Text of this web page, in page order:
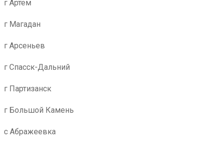
г Артем
г Магадан
г Арсеньев
г Спасск-Дальний
г Партизанск
г Большой Камень
с Абражеевка